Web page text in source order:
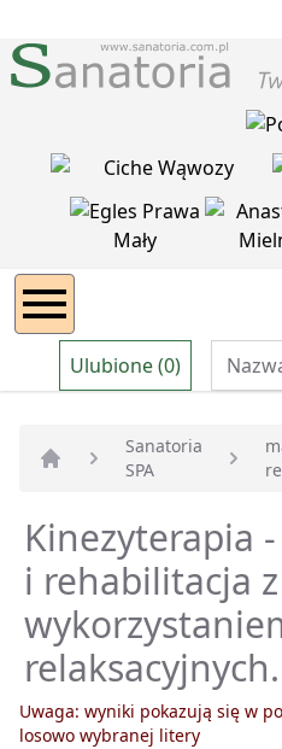
Ulubione (0)
Strona główna
Sanatoria
SPA
Kinezyterapia
i rehabilitacja z
relaksacyjnych.
Uwaga: wyniki pokazują się w
losowo wybranej litery